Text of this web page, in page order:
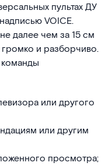
пультах ДУ
VOICE.
далее чем за 15 см
громко и разборчиво.
или другого
или другим
просмотра;